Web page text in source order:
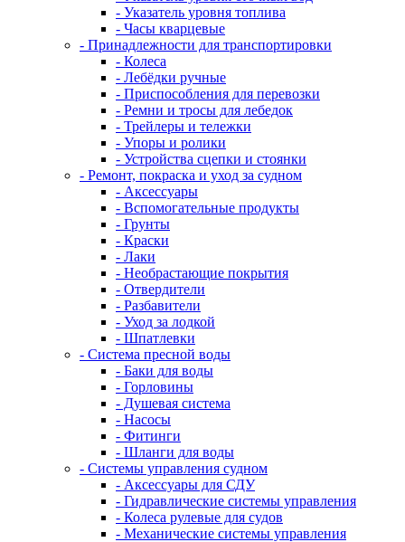
- Указатель уровня топлива
- Часы кварцевые
- Принадлежности для транспортировки
- Колеса
- Лебёдки ручные
- Приспособления для перевозки
- Ремни и тросы для лебедок
- Трейлеры и тележки
- Упоры и ролики
- Устройства сцепки и стоянки
- Ремонт, покраска и уход за судном
- Аксессуары
- Вспомогательные продукты
- Грунты
- Краски
- Лаки
- Необрастающие покрытия
- Отвердители
- Разбавители
- Уход за лодкой
- Шпатлевки
- Система пресной воды
- Баки для воды
- Горловины
- Душевая система
- Насосы
- Фитинги
- Шланги для воды
- Системы управления судном
- Аксессуары для СДУ
- Гидравлические системы управления
- Колеса рулевые для судов
- Механические системы управления